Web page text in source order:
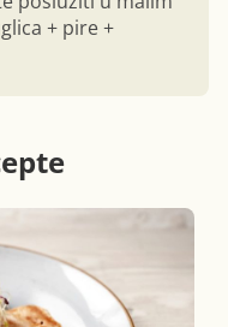
+ pire +